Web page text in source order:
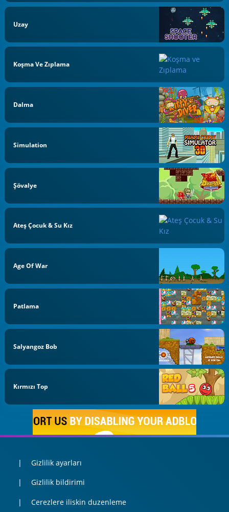
Uzay
Koşma Ve Zıplama
Dalma
Simulation
Şövalye
Ateş Çocuk & Su Kız
Age Of War
Patlama
Salyangoz Bob
Kırmızı Top
Gizlilik ayarları
Gizlilik bildirimi
Cerezlere iliskin duzenleme